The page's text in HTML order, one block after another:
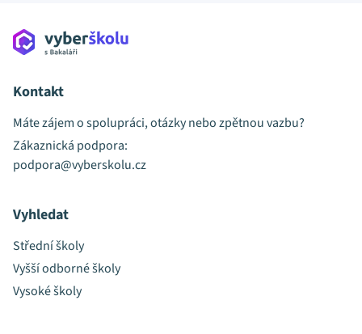
Kontakt
Máte zájem o spolupráci, otázky nebo zpětnou vazbu?
Zákaznická podpora:
podpora@vyberskolu.cz
Vyhledat
Střední školy
Vyšší odborné školy
Vysoké školy